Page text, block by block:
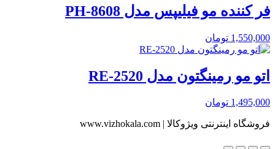
فر کننده مو فیلیپس مدل PH-8608
1,550,000 تومان
اتو مو رمینگتون مدل RE-2520
1,495,000 تومان
فروشگاه اینترنتی ویژوکالا | www.vizhokala.com